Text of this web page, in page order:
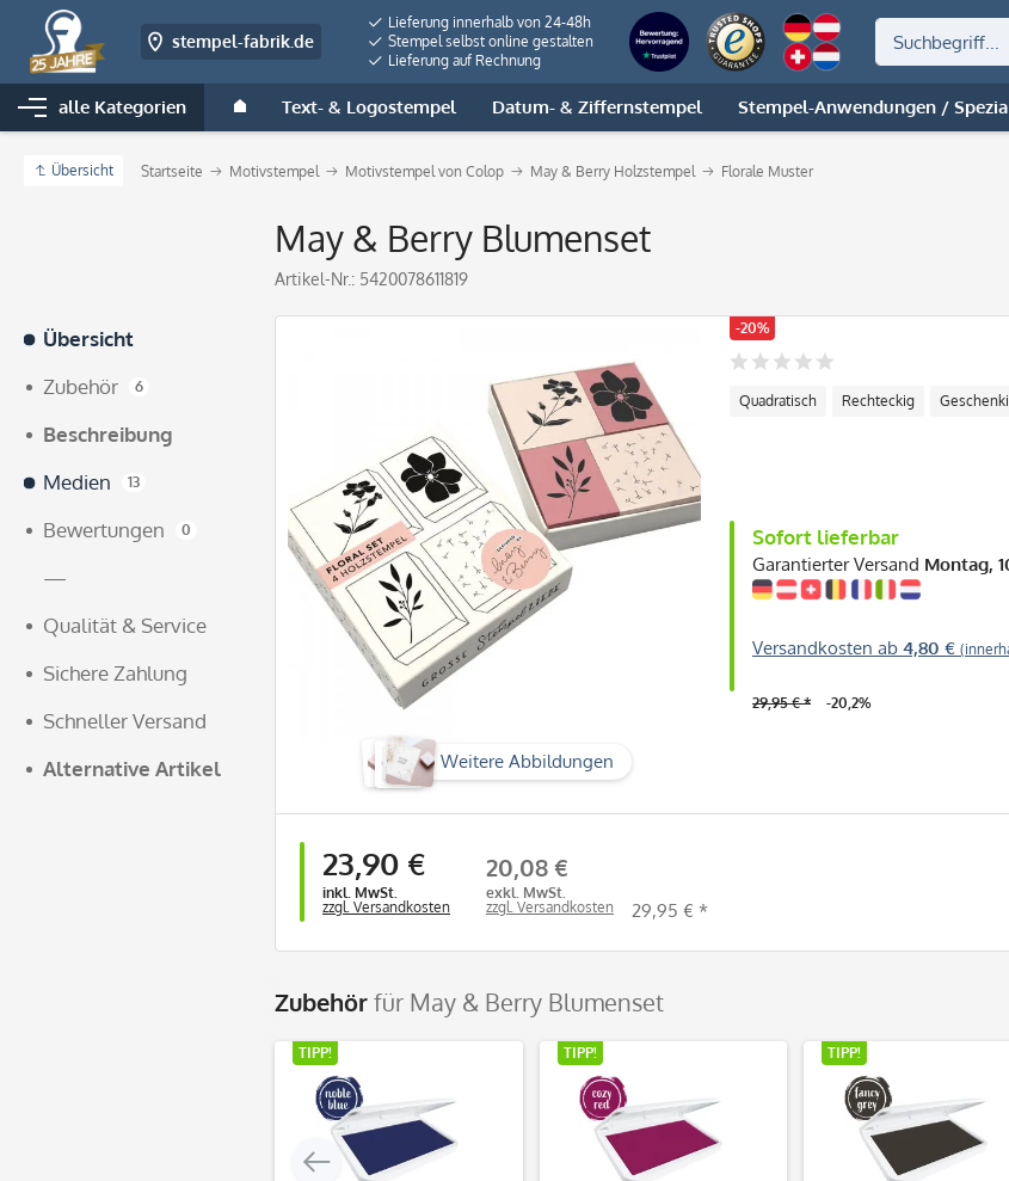
stempel-fabrik.de
Lieferung innerhalb von 24-48h
Stempel selbst online gestalten
Lieferung auf Rechnung
alle Kategorien Text- & Logostempel Datum- & Ziffernstempel Stempel-Anwendungen /
Übersicht Startseite Motivstempel Motivstempel von Colop May & Berry Holzstempel Florale Muster
May & Berry Blumenset
Artikel-Nr.: 5420078611819
Übersicht
Zubehör
6
Beschreibung
Medien
13
Bewertungen 0
—
Qualität & Service
Sichere Zahlung
Schneller Versand
Alternative Artikel
Weitere Abbildungen
-20%
Quadratisch Rechteckig
Sofort lieferbar
Garantierter Versand Montag,
Versandkosten ab 4,80 €
29,95 € * -20,2%
23,90 €
inkl. MwSt.
zzgl. Versandkosten
20,08 €
exkl. MwSt.
zzgl. Versandkosten
29,95 € *
Zubehörfür May & Berry Blumenset
TIPP! TIPP! TIPP!